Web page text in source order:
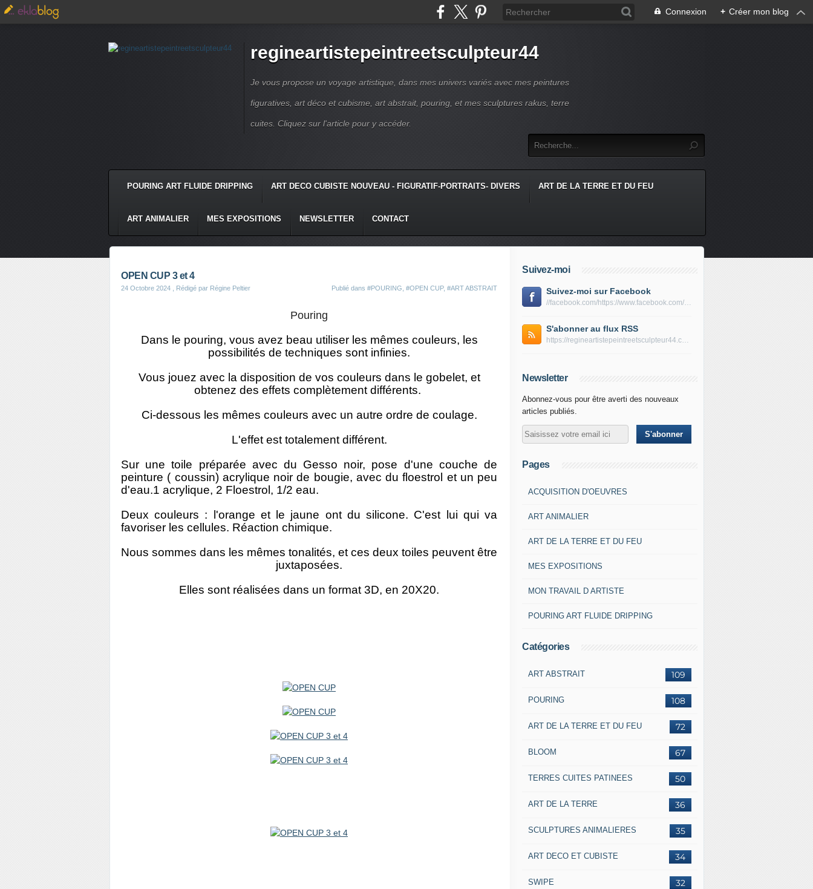
Connexion + Créer mon blog
regineartistepeintreetsculpteur44
Je vous propose un voyage artistique, dans mes univers variés avec mes peintures
figuratives, art déco et cubisme, art abstrait, pouring, et mes sculptures rakus, terre
cuites. Cliquez sur l'article pour y accéder.
POURING ART FLUIDE DRIPPING ART DECO CUBISTE NOUVEAU - FIGURATIF-PORTRAITS- DIVERS ART DE LA TERRE ET DU FEU
ART ANIMALIER MES EXPOSITIONS NEWSLETTER CONTACT
OPEN CUP 3 et 4
24 Octobre 2024 , Rédigé par Régine Peltier Publié dans #POURING #OPEN CUP, #ART ABSTRAIT
Pouring
Dans le pouring, vous avez beau utiliser les mêmes couleurs, les
possibilités de techniques sont infinies.
Vous jouez avec la disposition de vos couleurs dans le gobelet, et
obtenez des effets complètement différents.
Ci-dessous les mêmes couleurs avec un autre ordre de coulage.
L'effet est totalement différent.
Sur une toile préparée avec du Gesso noir, pose d'une couche de
peinture ( coussin) acrylique noir de bougie, avec du floestrol et un peu
d'eau.1 acrylique, 2 Floestrol, 1/2 eau.
Deux couleurs : l'orange et le jaune ont du silicone. C'est lui qui va
favoriser les cellules. Réaction chimique.
Nous sommes dans les mêmes tonalités, et ces deux toiles peuvent être
juxtaposées.
Elles sont réalisées dans un format 3D, en 20X20.
Suivez-moi
Suivez-moi sur Facebook
//facebook.com/https://www.facebook.com/peltierregine
S'abonner au flux RSS
https://regineartistepeintreetsculpteur44.com/rss
Newsletter
Abonnez-vous pour être averti des nouveaux
articles publiés.
Pages
ACQUISITION D'OEUVRES
ART ANIMALIER
ART DE LA TERRE ET DU FEU
MES EXPOSITIONS
MON TRAVAIL D ARTISTE
POURING ART FLUIDE DRIPPING
Catégories
109
ART ABSTRAIT
108
POURING
72
ART DE LA TERRE ET DU FEU
67
BLOOM
50
TERRES CUITES PATINEES
36
ART DE LA TERRE
35
SCULPTURES ANIMALIERES
34
ART DECO ET CUBISTE
32
SWIPE